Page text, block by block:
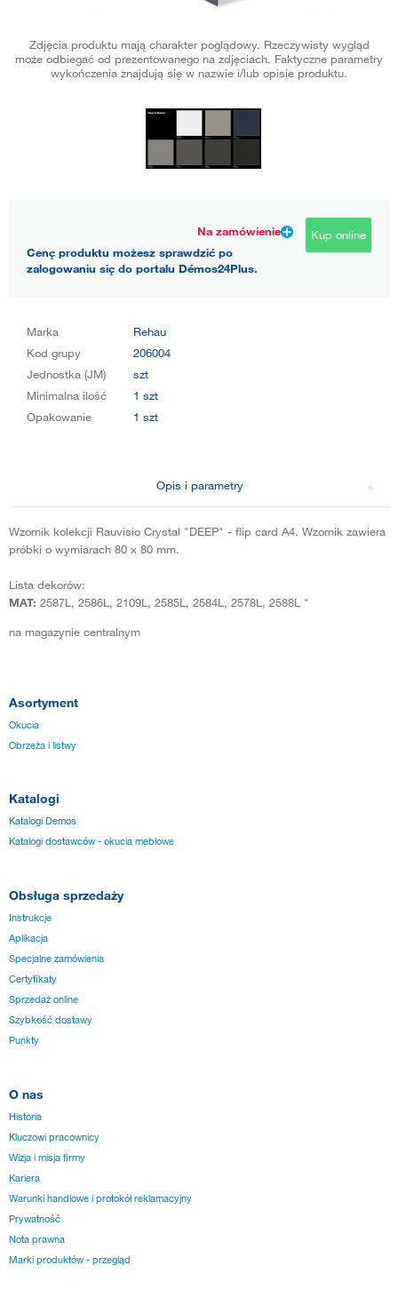
Zdjęcia produktu mają charakter poglądowy. Rzeczywisty wygląd
może odbiegać od prezentowanego na zdjęciach. Faktyczne parametry
wykończenia znajdują się w nazwie i/lub opisie produktu.
Na zamówienie
Cenę produktu możesz sprawdzić po
zalogowaniu się do portalu Démos24Plus.
Kup online
Marka
Rehau
Kod grupy
206004
Jednostka (JM)
szt
Minimalna ilość
1 szt
Opakowanie
1 szt
Opis i parametry
Wzornik kolekcji Rauvisio Crystal "DEEP" - flip card A4. Wzornik zawiera
próbki o wymiarach 80 x 80 mm.
Lista dekorów:
MAT: 2587L, 2586L, 2109L, 2585L, 2584L, 2578L, 2588L "
na magazynie centralnym
Asortyment
Okucia
Obrzeża i listwy
Katalogi
Katalogi Demos
Katalogi dostawców - okucia meblowe
Obsługa sprzedaży
Instrukcje
Aplikacja
Specjalne zamówienia
Certyfikaty
Sprzedaż online
Szybkość dostawy
Punkty
O nas
Historia
Kluczowi pracownicy
Wizja i misja firmy
Kariera
Warunki handlowe i protokół reklamacyjny
Prywatność
Nota prawna
Marki produktów - przegląd